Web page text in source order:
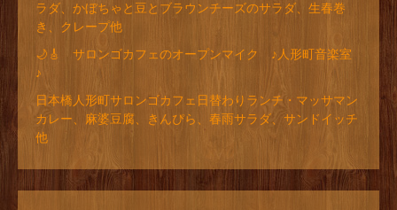
ラダ、かぼちゃと豆とブラウンチーズのサラダ、生春巻
き、クレープ他
🌙🎸 サロンゴカフェのオープンマイク ♪人形町音楽室
♪
日本橋人形町サロンゴカフェ日替わりランチ・マッサマン
カレー、麻婆豆腐、きんぴら、春雨サラダ、サンドイッチ
他